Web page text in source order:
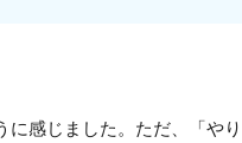
感じました。ただ、「や